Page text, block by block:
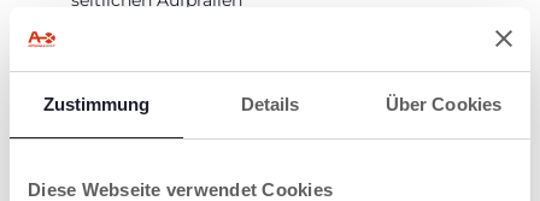
Zustimmung Details Über Cookies
Diese Webseite verwendet Cookies
4. Ist immer mit i-
Size-Autos
kompatibel.